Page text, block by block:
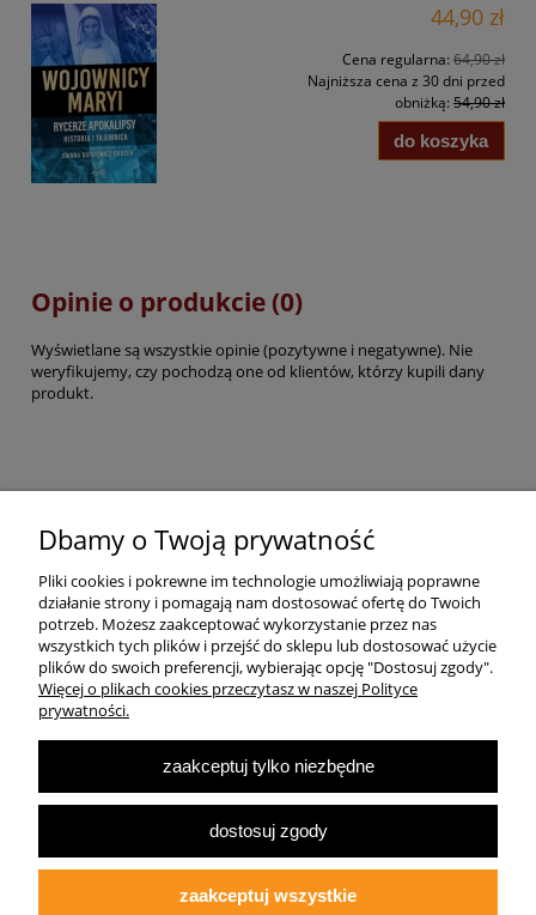
44,90 zł
Cena regularna: 64,90 zł
Najniższa cena z 30 dni przed
obniżką: 54,90 zł
do koszyka
Opinie o produkcie (0)
Wyświetlane są wszystkie opinie (pozytywne i negatywne). Nie
weryfikujemy, czy pochodzą one od klientów, którzy kupili dany
produkt.
Pomoc
Dostawa
Moje konto
Największa Księgarnia Internetowa Po Prawej Stronie, ulubiona księgarnia
Multibook.pl- Wszelkie prawa zastrzeżone.
Księgarnia prawicowa, prawicowe książki, katolicyzm, tradycjonalizm, patriotyzm,
koszulki patriotyczne.
Dbamy o Twoją prywatność
Pliki cookies i pokrewne im technologie umożliwiają poprawne
działanie strony i pomagają nam dostosować ofertę do Twoich
potrzeb. Możesz zaakceptować wykorzystanie przez nas
wszystkich tych plików i przejść do sklepu lub dostosować użycie
plików do swoich preferencji, wybierając opcję "Dostosuj zgody".
Więcej o plikach cookies przeczytasz w naszej Polityce
prywatności.
zaakceptuj tylko niezbędne
dostosuj zgody
zaakceptuj wszystkie